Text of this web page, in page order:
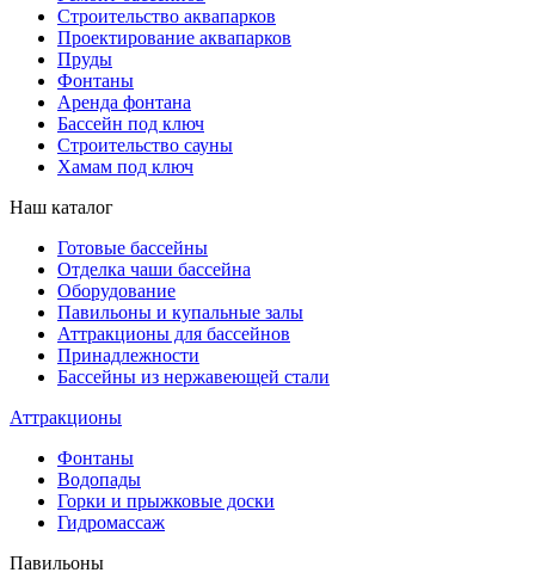
Строительство аквапарков
Проектирование аквапарков
Пруды
Фонтаны
Аренда фонтана
Бассейн под ключ
Строительство сауны
Хамам под ключ
Наш каталог
Готовые бассейны
Отделка чаши бассейна
Оборудование
Павильоны и купальные залы
Аттракционы для бассейнов
Принадлежности
Бассейны из нержавеющей стали
Аттракционы
Фонтаны
Водопады
Горки и прыжковые доски
Гидромассаж
Павильоны